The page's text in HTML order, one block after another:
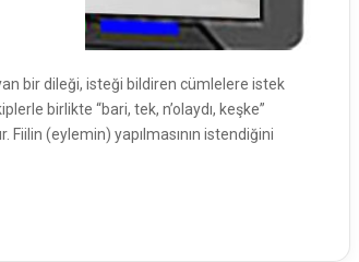
bir dileği, isteği bildiren cümlelere istek
birlikte “bari, tek, n’olaydı, keşke”
Fiilin (eylemin) yapılmasının istendiğini